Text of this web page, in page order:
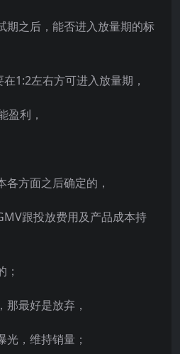
期之后，能否进入放量期的标
1:2左右方可进入放量期，
盈利，
方面之后确定的，
跟投放费用及产品成本持
最好是放弃，
，维持销量；